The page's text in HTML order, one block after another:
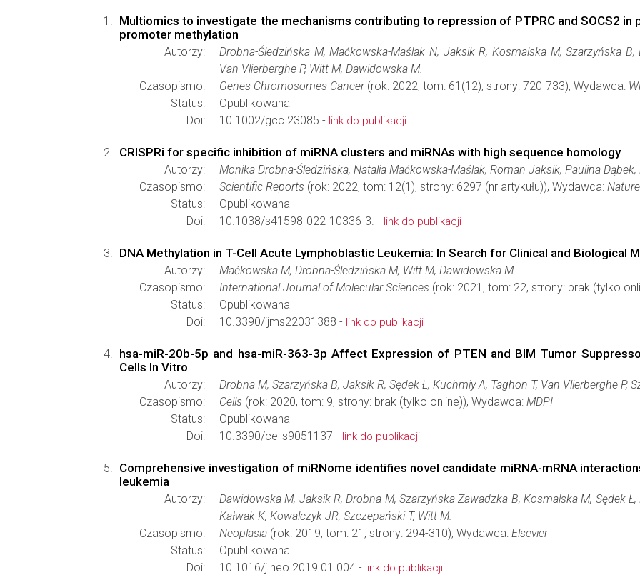
Multiomics to investigate the mechanisms contributing to repression of PTPRC and SOCS2 in
promoter methylation
Autorzy:
Drobna-Śledzińska M, Maćkowska-Maślak N, Jaksik R, Kosmalska M, Szarzyńska
Van Vlierberghe P, Witt M, Dawidowska M.
Czasopismo:
Genes Chromosomes Cancer(rok: 2022, tom: 61(12), strony: 720-733), Wydawca:
Status:
Opublikowana
Doi:
10.1002/gcc.23085 - link do publikacji
CRISPRi for specific inhibition of miRNA clusters and miRNAs with high sequence homology
Autorzy:
Monika Drobna-Śledzińska, Natalia Maćkowska-Maślak, Roman Jaksik, Paulina
Czasopismo:
Scientific Reports (rok: 2022, tom: 12(1), strony: 6297 (nr artykułu)), Wydawca: Nature
Status:
Opublikowana
Doi:
10.1038/s41598-022-10336-3. - link do publikacji
DNA Methylation in T-Cell Acute Lymphoblastic Leukemia: In Search for Clinical and Biological
Autorzy:
Maćkowska M, Drobna-Śledzińska M, Witt M, Dawidowska M
Czasopismo:
International Journal of Molecular Sciences (rok: 2021, tom: 22, strony: brak (tylko
Status:
Opublikowana
Doi:
10.3390/ijms22031388 - link do publikacji
hsa-miR-20b-5p and hsa-miR-363-3p Affect Expression of PTEN and BIM Tumor
Cells In Vitro
Autorzy:
Drobna M, Szarzyńska B, Jaksik R, Sędek Ł, Kuchmiy A, Taghon T, Van Vlierberghe P,
Czasopismo:
Cells (rok: 2020, tom: 9, strony: brak (tylko online)), Wydawca: MDPI
Status:
Opublikowana
Doi:
10.3390/cells9051137 - link do publikacji
Comprehensive investigation of miRNome identifies novel candidate miRNA-mRNA
leukemia
Autorzy:
Dawidowska M, Jaksik R, Drobna M, Szarzyńska-Zawadzka B, Kosmalska M, Sędek
Kałwak K, Kowalczyk JR, Szczepański T, Witt M.
Czasopismo:
Neoplasia (rok: 2019, tom: 21, strony: 294-310), Wydawca: Elsevier
Status:
Opublikowana
Doi:
10.1016/j.neo.2019.01.004 - link do publikacji